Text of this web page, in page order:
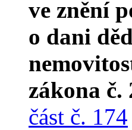
ve znění
o dani
zákona č.
část č. 174